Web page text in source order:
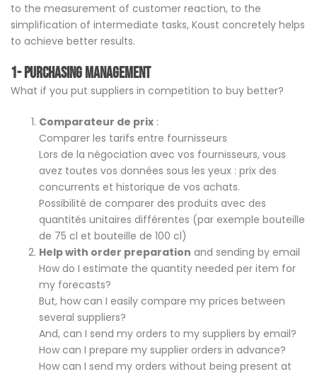
to the measurement of customer reaction, to the
simplification of intermediate tasks, Koust concretely helps
to achieve better results.
1- Purchasing management
What if you put suppliers in competition to buy better?
Comparateur de prix :
Comparer les tarifs entre fournisseurs
Lors de la négociation avec vos fournisseurs, vous
avez toutes vos données sous les yeux : prix des
concurrents et historique de vos achats.
Possibilité de comparer des produits avec des
quantités unitaires différentes (par exemple bouteille
de 75 cl et bouteille de 100 cl)
Help with order preparation and sending by email
How do I estimate the quantity needed per item for
my forecasts?
But, how can I easily compare my prices between
several suppliers?
And, can I send my orders to my suppliers by email?
How can I prepare my supplier orders in advance?
How can I send my orders without being present at